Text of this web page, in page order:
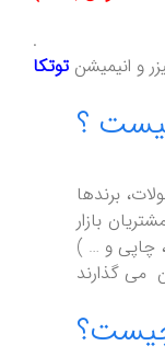
.
و انیمیشن توتکا
؟
برندها
بازار
چاپی و … )